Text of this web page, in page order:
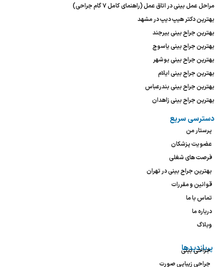
مراحل عمل بینی در اتاق عمل (راهنمای کامل ۷ گام جراحی)
بهترین دکتر هیپ دیپ در مشهد
بهترین جراح بینی بیرجند
بهترین جراح بینی یاسوج
بهترین جراح بینی بوشهر
بهترین جراح بینی ایلام
بهترین جراح بینی بندرعباس
بهترین جراح بینی زاهدان
دسترسی سریع
پرستار من
عضویت پزشکان
فرصت های شغلی
بهترین جراح بینی در تهران
قوانین و مقررات
تماس با ما
درباره ما
وبلاگ
پربازدیدها
جراحی بینی
جراحی زیبایی صورت